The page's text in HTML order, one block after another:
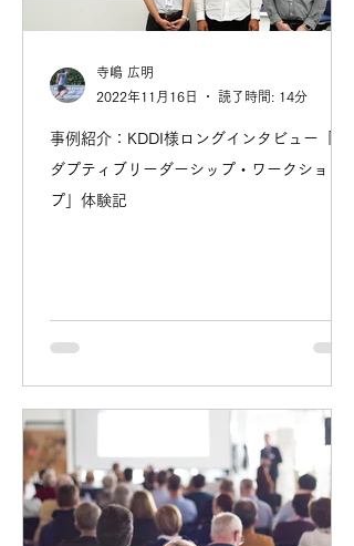
事例紹介：KDDI様ロングインタビュー「ア
ダプティブリーダーシップ・ワークショッ
プ」体験記
寺嶋 広明
2022年11月16日
読了時間: 14分